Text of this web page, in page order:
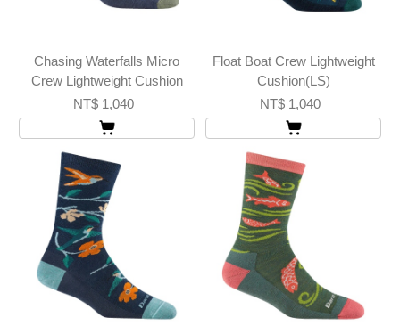
Chasing Waterfalls Micro
Crew Lightweight Cushion
NT$ 1,040
Float Boat Crew Lightweight
Cushion(LS)
NT$ 1,040